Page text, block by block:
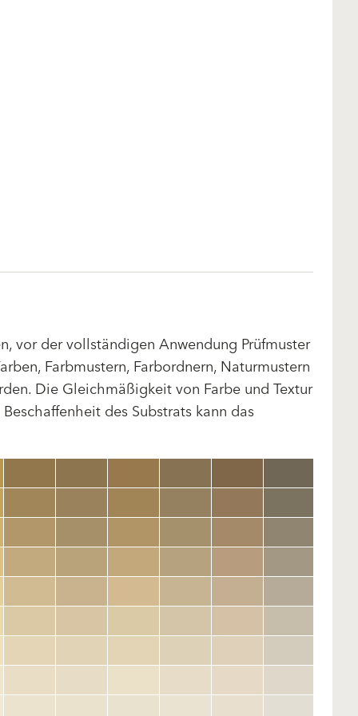
vor der vollständigen Anwendung Prüfmuster
Farbmustern, Farbordnern, Naturmustern
Die Gleichmäßigkeit von Farbe und Textur
des Substrats kann das
clear